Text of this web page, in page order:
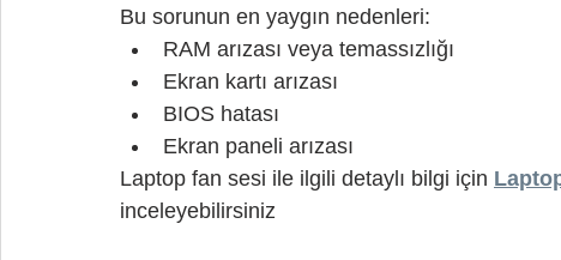
Bu sorunun en yaygın nedenleri:
RAM arızası veya temassızlığı
Ekran kartı arızası
BIOS hatası
Ekran paneli arızası
Laptop fan sesi ile ilgili detaylı bilgi için
inceleyebilirsiniz